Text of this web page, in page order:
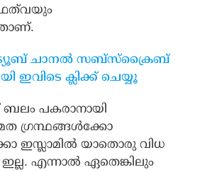
ചാനൽ സബ്സ്ക്രൈബ്
ഇവിടെ ക്ലിക്ക് ചെയ്യൂ
പകരാനായി
മത ഗ്രന്ഥങ്ങള്‍ക്കോ
ഇസ്ലാമില്‍ യാതൊരു വിധ
എന്നാല്‍ ഏതെങ്കിലും